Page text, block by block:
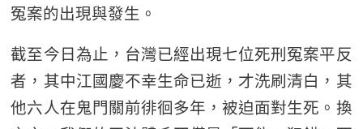
冤案的出現與發生。
截至今日為止，台灣已經出現七位死刑冤案平反
者，其中江國慶不幸生命已逝，才洗刷清白，其
他六人在鬼門關前徘徊多年，被迫面對生死。換